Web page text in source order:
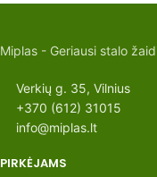
Miplas - Geriausi stalo
Verkių g. 35, Vilnius
+370 (612) 31015
info@miplas.lt
PIRKĖJAMS